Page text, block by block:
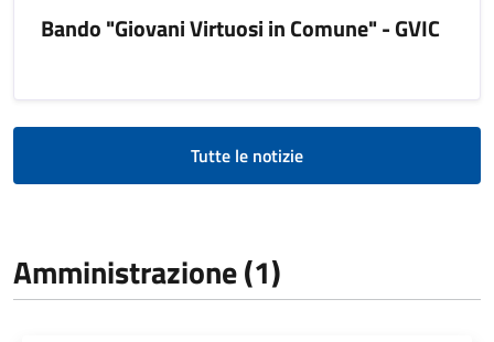
Bando "Giovani Virtuosi in Comune" - GVIC
Tutte le notizie
Amministrazione (1)